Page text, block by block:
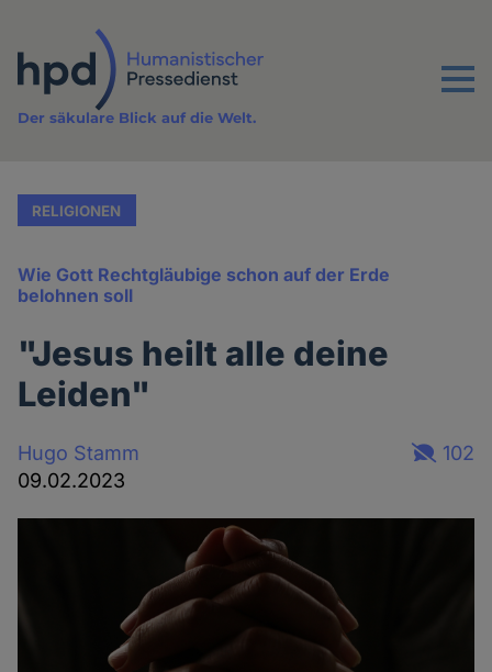
Inhalt
Menu
Der säkulare Blick auf die Welt.
RELIGIONEN
Wie Gott Rechtgläubige schon auf der Erde
belohnen soll
"Jesus heilt alle deine
Leiden"
Hugo Stamm
09.02.2023
102